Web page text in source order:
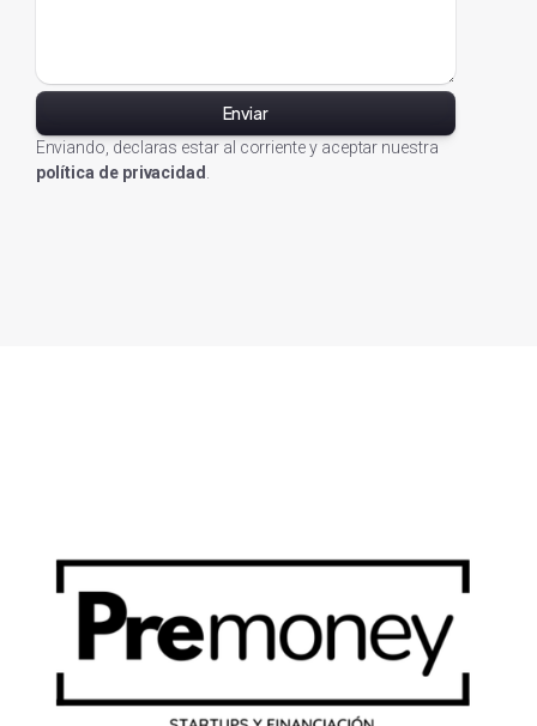
Enviando, declaras estar al corriente y aceptar nuestra
política de privacidad